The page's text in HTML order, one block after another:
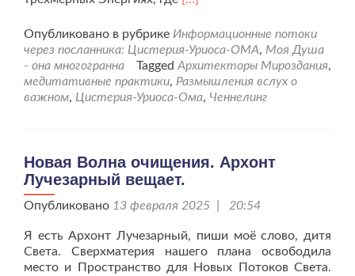
проПроработка
аспекта
обиды.
Ченнелинг
Архитекторов
Опубликовано в рубрике Информационные потоки
через посланника: Цистерия-Уриоса-ОМА, Моя Душа
- она многогранна
TaggedАрхитекторы Мироздания,
медитативные практики, Размышления вслух о
важном, Цистерия-Уриоса-Ома, Ченнелинг
Новая Волна очищения. Архонт
Лучезарный вещает.
Опубликовано 13 февраля 2025 | 20:54
Я есть Архонт Лучезарный, пиши моё слово, дитя
Света. Сверхматерия нашего плана освободила
место и Пространство для Новых Потоков Света.